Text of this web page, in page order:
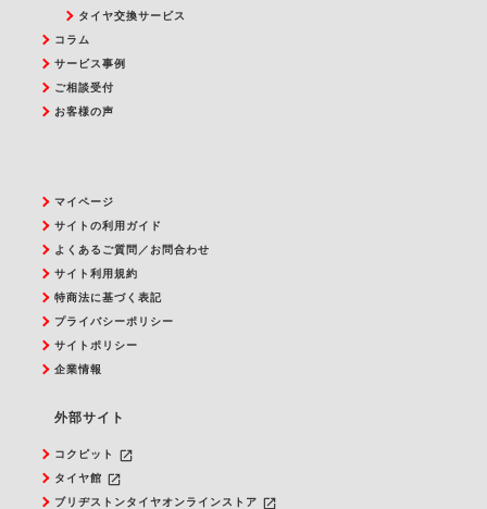
タイヤ交換サービス
コラム
サービス事例
ご相談受付
お客様の声
マイページ
サイトの利用ガイド
よくあるご質問／お問合わせ
サイト利用規約
特商法に基づく表記
プライバシーポリシー
サイトポリシー
企業情報
外部サイト
コクピット launch
タイヤ館 launch
ブリヂストンタイヤオンラインストア launch